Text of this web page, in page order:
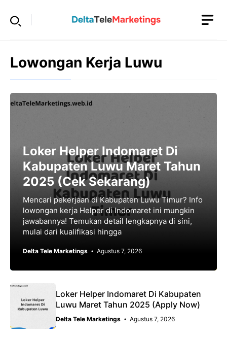
Lowongan Kerja Luwu
Loker Helper Indomaret Di
Kabupaten Luwu Maret Tahun
2025 (Cek Sekarang)
Mencari pekerjaan di Kabupaten Luwu Timur? Info
lowongan kerja Helper di Indomaret ini mungkin
jawabannya! Temukan detail lengkapnya di sini,
mulai dari kualifikasi hingga
Delta Tele Marketings Agustus 7, 2026
Loker Helper Indomaret Di Kabupaten
Luwu Maret Tahun 2025 (Apply Now)
Delta Tele Marketings Agustus 7, 2026